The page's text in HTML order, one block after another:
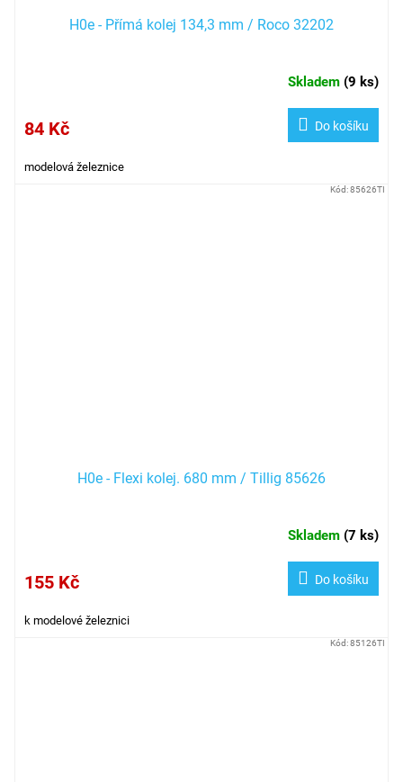
H0e - Přímá kolej 134,3 mm / Roco 32202
Skladem (9 ks)
84 Kč Do košíku
modelová železnice
H0e - Flexi kolej. 680 mm / Tillig 85626
Skladem (7 ks)
155 Kč Do košíku
k modelové železnici
Kód:85626TI
Kód:85126TI